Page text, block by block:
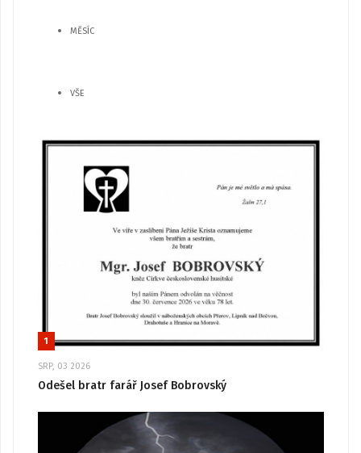
MĚSÍC
VŠE
1
SRP, 03 2026
Odešel bratr farář Josef Bobrovský